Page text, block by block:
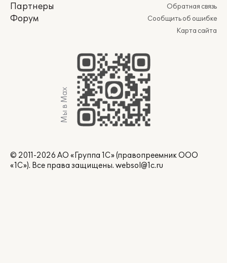
Партнеры
Форум
Обратная связь
Сообщить об ошибке
Карта сайта
Мы в Max
© 2011-2026 АО «Группа 1С» (правопреемник ООО
«1С»). Все права защищены. websol@1c.ru